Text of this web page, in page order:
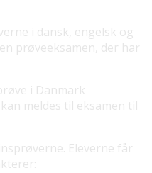
i dansk, engelsk og
prøveeksamen, der har
i Danmark
meldes til eksamen til
Eleverne får